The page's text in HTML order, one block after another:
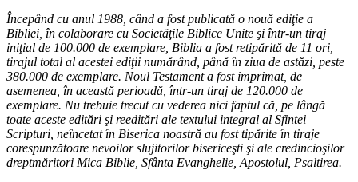
Începând cu anul 1988, când a fost publicată o nouă ediţie a
Bibliei, în colaborare cu Societăţile Biblice Unite şi într-un tiraj
iniţial de 100.000 de exemplare, Biblia a fost retipărită de 11 ori,
tirajul total al acestei ediţii numărând, până în ziua de astăzi, peste
380.000 de exemplare. Noul Testament a fost imprimat, de
asemenea, în această perioadă, într-un tiraj de 120.000 de
exemplare. Nu trebuie trecut cu vederea nici faptul că, pe lângă
toate aceste editări şi reeditări ale textului integral al Sfintei
Scripturi, neîncetat în Biserica noastră au fost tipărite în tiraje
corespunzătoare nevoilor slujitorilor bisericeşti şi ale credincioşilor
dreptmăritori Mica Biblie, Sfânta Evanghelie, Apostolul, Psaltirea.